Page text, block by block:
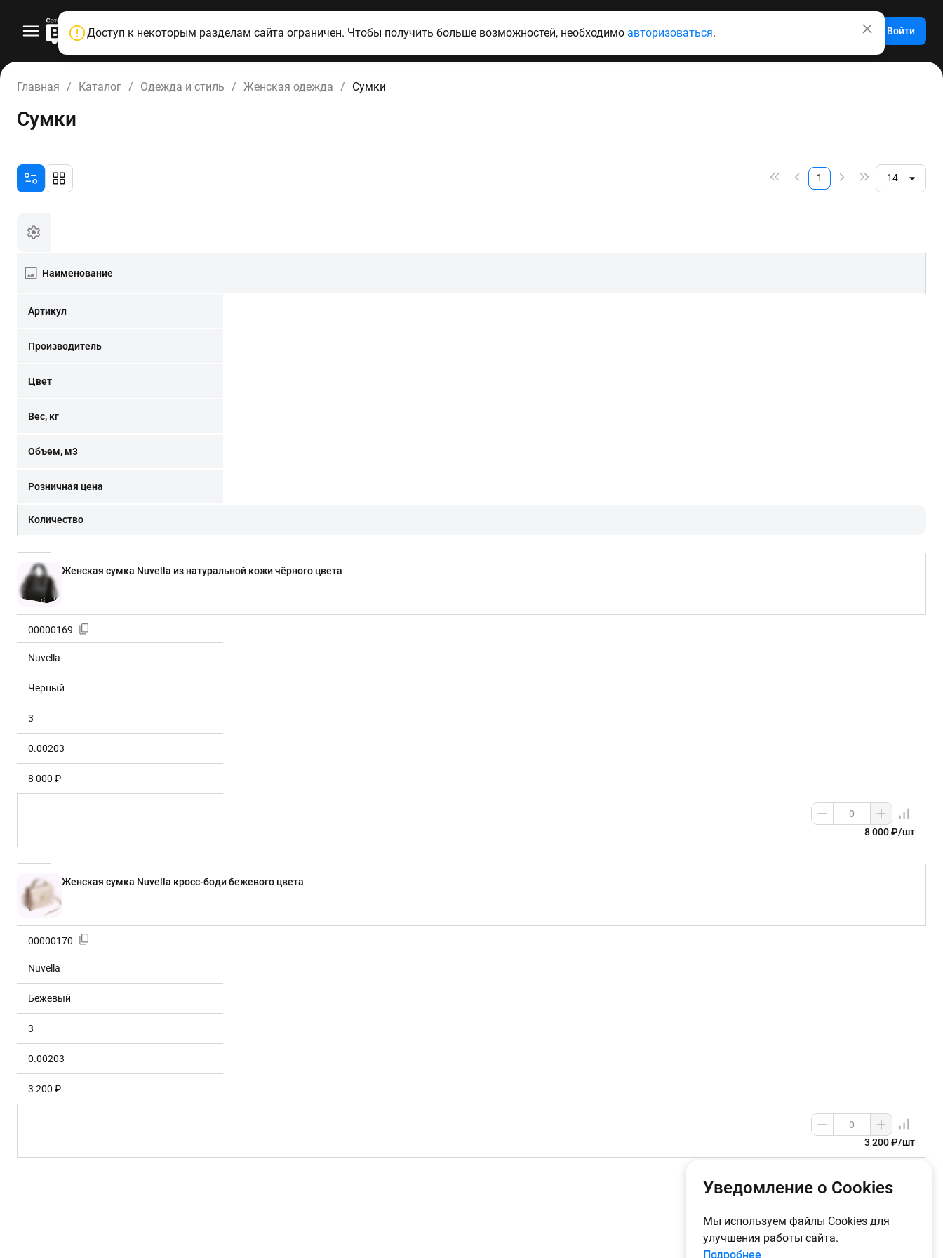
Войти
Главная / Каталог / Одежда и стиль / Женская одежда / Сумки
Сумки
1 14
Наименование
Артикул
Производитель
Цвет
Вес, кг
Объем, м3
Розничная цена
Количество
8 000 ₽/шт
Женская сумка Nuvella из натуральной кожи чёрного цвета
8 000 ₽
00000169
Nuvella
Черный
3
0.00203
3 200 ₽/шт
Женская сумка Nuvella кросс-боди бежевого цвета
3 200 ₽
00000170
Nuvella
Бежевый
3
0.00203
Уведомление о Cookies
Мы используем файлы Cookies для
улучшения работы сайта.
Подробнее
Доступ к некоторым разделам сайта ограничен. Чтобы получить больше возможностей, необходимо авторизоваться.